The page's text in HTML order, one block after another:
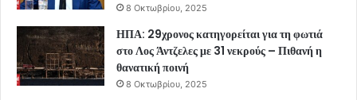
8 Οκτωβρίου, 2025
ΗΠΑ: 29χρονος κατηγορείται για τη φωτιά
στο Λος Άντζελες με 31 νεκρούς – Πιθανή η
θανατική ποινή
8 Οκτωβρίου, 2025